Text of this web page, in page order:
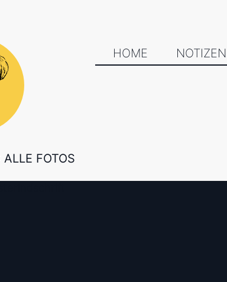
HOME NOTIZEN
ALLE FOTOS